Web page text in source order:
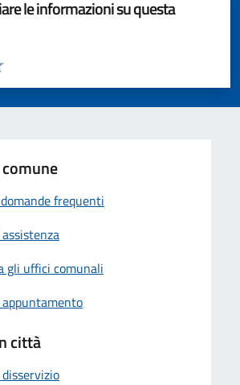
le informazioni su questa
pagina
5 stelle su 5
stelle su 5
su 5
5
frequenti
gli uffici comunali
città